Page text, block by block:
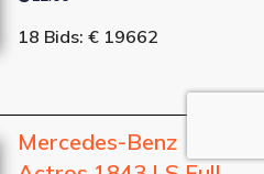
18 Bids: € 19662
Mercedes-Benz